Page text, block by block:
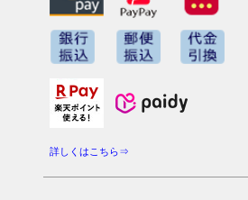
詳しくはこちら⇒